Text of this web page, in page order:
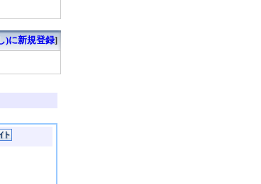
)に新規登録]